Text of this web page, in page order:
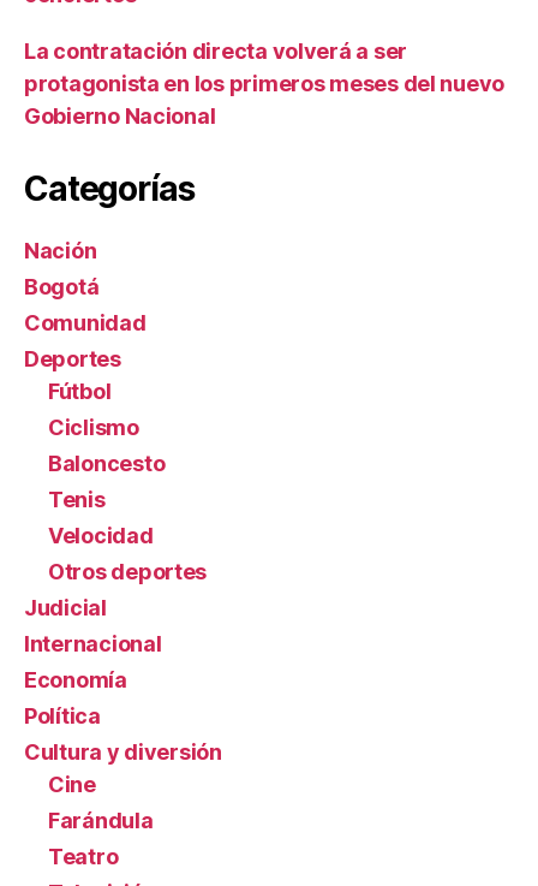
La contratación directa volverá a ser
protagonista en los primeros meses del nuevo
Gobierno Nacional
Categorías
Nación
Bogotá
Comunidad
Deportes
Fútbol
Ciclismo
Baloncesto
Tenis
Velocidad
Otros deportes
Judicial
Internacional
Economía
Política
Cultura y diversión
Cine
Farándula
Teatro